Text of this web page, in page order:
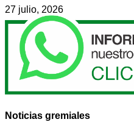
27 julio, 2026
Noticias gremiales